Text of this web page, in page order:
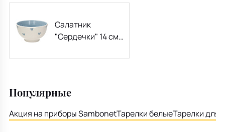
Салатник
"Сердечки" 14 см,
Популярные
Акция на приборы SambonetТарелки белыеТарелки для